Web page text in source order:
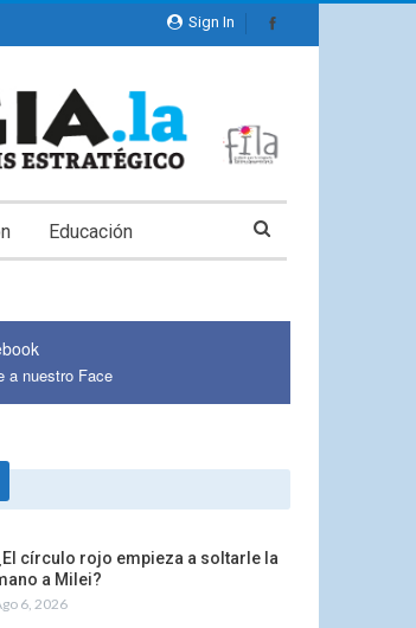
Sign In
Educación
a nuestro Face
círculo rojo empieza a soltarle la
a Milei?
6, 2026